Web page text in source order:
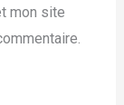
mon site